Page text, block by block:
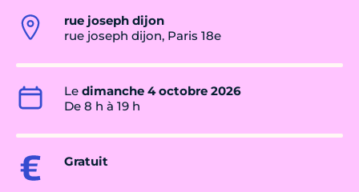
rue joseph dijon
rue joseph dijon, Paris 18e
Le dimanche 4 octobre 2026
De 8 h à 19 h
Gratuit